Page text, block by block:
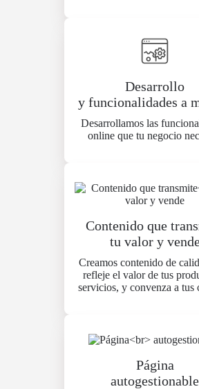
Desarrollo
y funcionalidades a
Desarrollamos las
online que tu negocio
Contenido que
tu valor y
Creamos contenido de
refleje el valor de tus
servicios, y convenza a tus
Página
autogestionable